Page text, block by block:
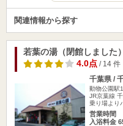
関連情報から探す
若葉の湯（閉館しました）
4.0点/ 14 件
千葉県 /
動物公園駅
JR京葉線
乗り場より
営業時間
入浴料金